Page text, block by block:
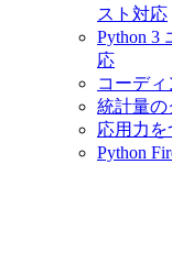
スト対応
Python 3
応
コーディ
統計量の
応用力
Python